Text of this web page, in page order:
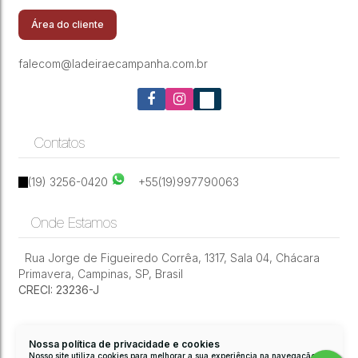
Nossa política de privacidade e cookies
Nosso site utiliza cookies para melhorar a sua experiência na navegação.
Campinas/Sp
Área do cliente
falecom@ladeiraecampanha.com.br
Contatos
(19) 3256-0420 +55(19)997790063
Onde Estamos
Rua Jorge de Figueiredo Corrêa, 1317, Sala 04, Chácara
Primavera, Campinas, SP, Brasil
CRECI: 23236-J